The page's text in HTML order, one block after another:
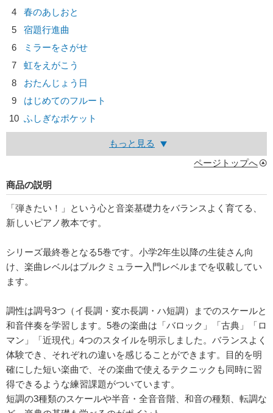
4
春のあしおと
5
宿題行進曲
6
ミラーをさがせ
7
虹をえがこう
8
おたんじょう日
9
はじめてのフルート
10 ふしぎなポケット
もっと見る
ページトップへ
商品の説明
「弾きたい！」という心と音楽基礎力をバランスよく育てる、
新しいピアノ教本です。
シリーズ最終巻となる5巻です。小学2年生以降の生徒さん向
け、楽曲レベルはブルクミュラー入門レベルまでを収載してい
ます。
調性は調号3つ（イ長調・変ホ長調・ハ短調）までのスケールと
和音伴奏を学習します。5巻の楽曲は「バロック」「古典」「ロ
マン」「近現代」4つのスタイルを明示しました。バランスよく
体験でき、それぞれの違いを感じることができます。目的を明
確にした短い楽曲で、その楽曲で使えるテクニックも同時に習
得できるような練習課題がついています。
短調の3種類のスケールや半音・全音音階、和音の種類、転調な